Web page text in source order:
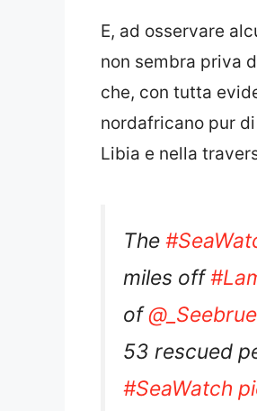
E, ad osservare
non sembra priva
che, con tutta
nordafricano pur
Libia e nella
The
miles off
of
53 rescued
#SeaWatch